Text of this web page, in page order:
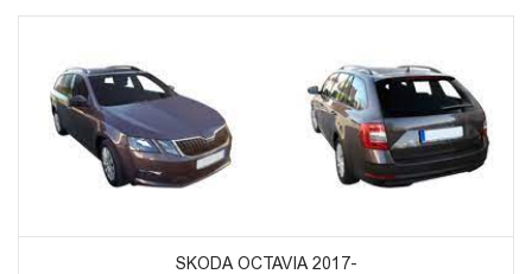
SKODA OCTAVIA 2017-